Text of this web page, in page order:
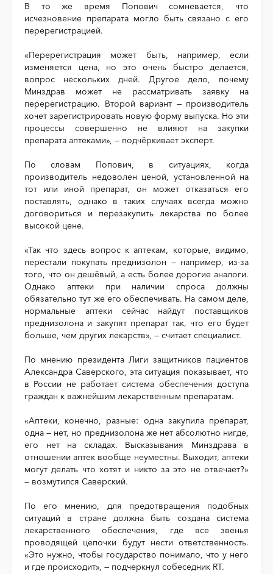
В то же время Попович сомневается, что
исчезновение препарата могло быть связано с его
перерегистрацией.
«Перерегистрация может быть, например, если
изменяется цена, но это очень быстро делается,
вопрос нескольких дней. Другое дело, почему
Минздрав может не рассматривать заявку на
перерегистрацию. Второй вариант — производитель
хочет зарегистрировать новую форму выпуска. Но эти
процессы совершенно не влияют на закупки
препарата аптеками», — подчёркивает эксперт.
По словам Попович, в ситуациях, когда
производитель недоволен ценой, установленной на
тот или иной препарат, он может отказаться его
поставлять, однако в таких случаях всегда можно
договориться и перезакупить лекарства по более
высокой цене.
«Так что здесь вопрос к аптекам, которые, видимо,
перестали покупать преднизолон — например, из-за
того, что он дешёвый, а есть более дорогие аналоги.
Однако аптеки при наличии спроса должны
обязательно тут же его обеспечивать. На самом деле,
нормальные аптеки сейчас найдут поставщиков
преднизолона и закупят препарат так, что его будет
больше, чем других лекарств», — считает специалист.
По мнению президента Лиги защитников пациентов
Александра Саверского, эта ситуация показывает, что
в России не работает система обеспечения доступа
граждан к важнейшим лекарственным препаратам.
«Аптеки, конечно, разные: одна закупила препарат,
одна — нет, но преднизолона же нет абсолютно нигде,
его нет на складах. Высказывания Минздрава в
отношении аптек вообще неуместны. Выходит, аптеки
могут делать что хотят и никто за это не отвечает?»
— возмутился Саверский.
По его мнению, для предотвращения подобных
ситуаций в стране должна быть создана система
лекарственного обеспечения, где все звенья
проводящей цепочки будут нести ответственность.
«Это нужно, чтобы государство понимало, что у него
и где происходит», — подчеркнул собеседник RT.